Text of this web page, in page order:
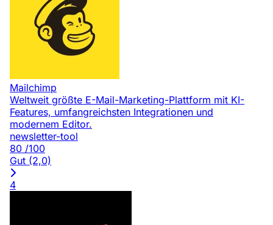
Mailchimp
Weltweit größte E-Mail-Marketing-Plattform mit KI-
Features, umfangreichsten Integrationen und
modernem Editor.
newsletter-tool
80 /100
Gut (2,0)
4